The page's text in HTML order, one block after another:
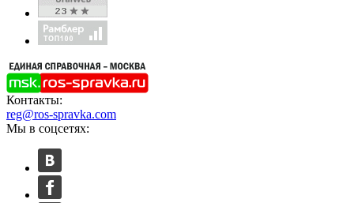
Контакты:
reg@ros-spravka.com
Мы в соцсетях: